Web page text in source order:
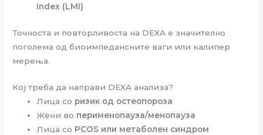
index (LMI)
Точноста и повторливоста на DEXA е значително
поголема од биоимпедансните ваги или калипер
мерења.
Кој треба да направи DEXA анализа?
Лица со ризик од остеопороза
Жени во перименопауза/менопауза
Лица со PCOS или метаболен синдром